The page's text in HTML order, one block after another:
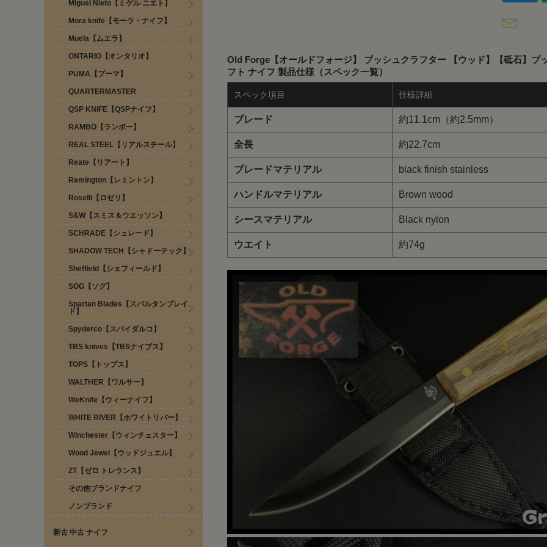
Old Forge【オールドフォージ】 ブッシュクラフター 【ウッド】【砥石】ブ
フト ナイフ 製品仕様（スペック一覧）
スペック項目 仕様詳細
ブレード 約11.1cm（約2.5mm）
全長 約22.7cm
ブレードマテリアル black finish stainless
ハンドルマテリアル Brown wood
シースマテリアル Black nylon
ウエイト 約74g
Miguel Nieto【ミゲル ニエト】
Mora knife【モーラ・ナイフ】
Muela【ムエラ】
ONTARIO【オンタリオ】
PUMA【プーマ】
QUARTERMASTER
QSP KNIFE【QSPナイフ】
RAMBO【ランボー】
REAL STEEL【リアルスチール】
Reate【リアート】
Remington【レミントン】
Roselli【ロゼリ】
S&W【スミス＆ウエッソン】
SCHRADE【シュレード】
SHADOW TECH【シャドーテック】
Sheffield【シェフィールド】
SOG【ソグ】
Spartan Blades【スパルタンブレイ
ド】
Spyderco【スパイダルコ】
TBS knives【TBSナイブス】
TOPS【トップス】
WALTHER【ワルサー】
WeKnife【ウィーナイフ】
WHITE RIVER【ホワイトリバー】
Winchester【ウィンチェスター】
Wood Jewel【ウッドジュエル】
ZT【ゼロ トレランス】
その他ブランドナイフ
ノンブランド
新古 中古 ナイフ